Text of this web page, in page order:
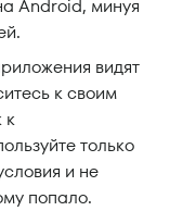
Android, минуя
видят
к своим
к
только
и не
попало.